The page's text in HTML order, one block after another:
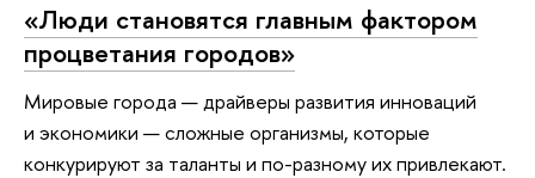
«Люди становятся главным фактором
процветания городов»
Мировые города — драйверы развития инноваций
и экономики — сложные организмы, которые
конкурируют за таланты и по-разному их привлекают.